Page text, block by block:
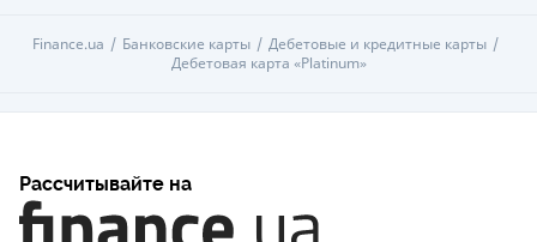
Finance.ua Банковские карты
Дебетовые и кредитные карты
Дебетовая карта «Platinum»
Рассчитывайте на